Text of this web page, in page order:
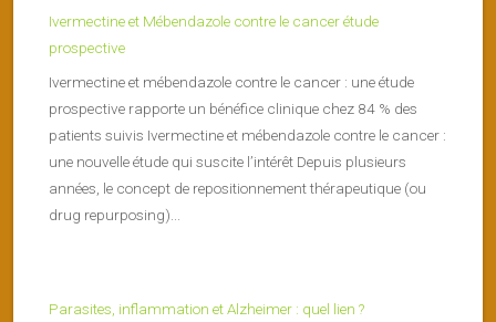
Ivermectine et Mébendazole contre le cancer étude
prospective
Ivermectine et mébendazole contre le cancer : une étude
prospective rapporte un bénéfice clinique chez 84 % des
patients suivis Ivermectine et mébendazole contre le cancer :
une nouvelle étude qui suscite l’intérêt Depuis plusieurs
années, le concept de repositionnement thérapeutique (ou
drug repurposing)...
Parasites, inflammation et Alzheimer : quel lien ?